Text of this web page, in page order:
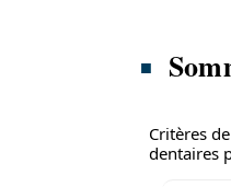
Critères
dentaires